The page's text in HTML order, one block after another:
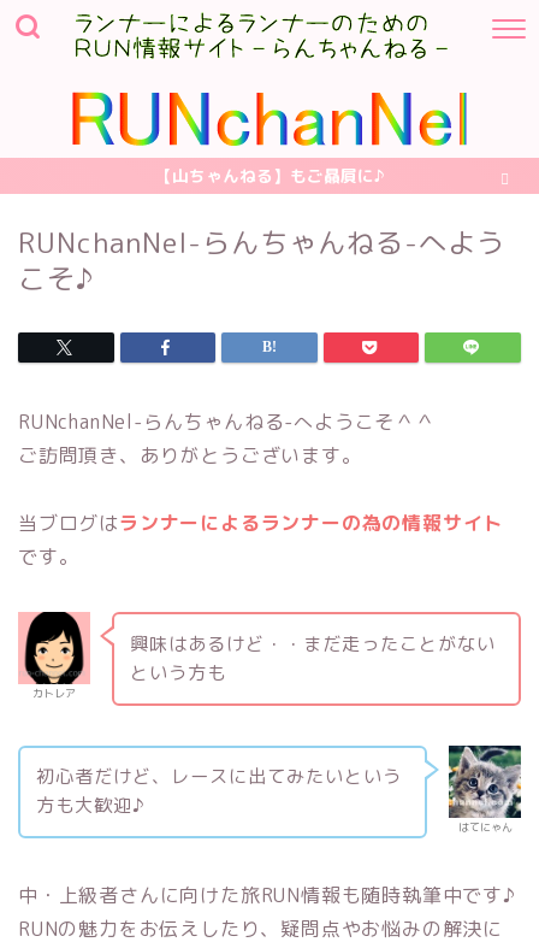
【山ちゃんねる】もご贔屓に♪
RUNchanNel-らんちゃんねる-へよう
こそ♪
RUNchanNel-らんちゃんねる-へようこそ＾＾
ご訪問頂き、ありがとうございます。
当ブログはランナーによるランナーの為の情報サイト
です。
カトレア
興味はあるけど・・まだ走ったことがない
という方も
はてにゃん
初心者だけど、レースに出てみたいという
方も大歓迎♪
中・上級者さんに向けた旅RUN情報も随時執筆中です♪
RUNの魅力をお伝えしたり、疑問点やお悩みの解決に